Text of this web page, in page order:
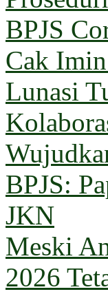
BPJS
Cak
Lunasi
BPJS:
JKN
Meski
2026